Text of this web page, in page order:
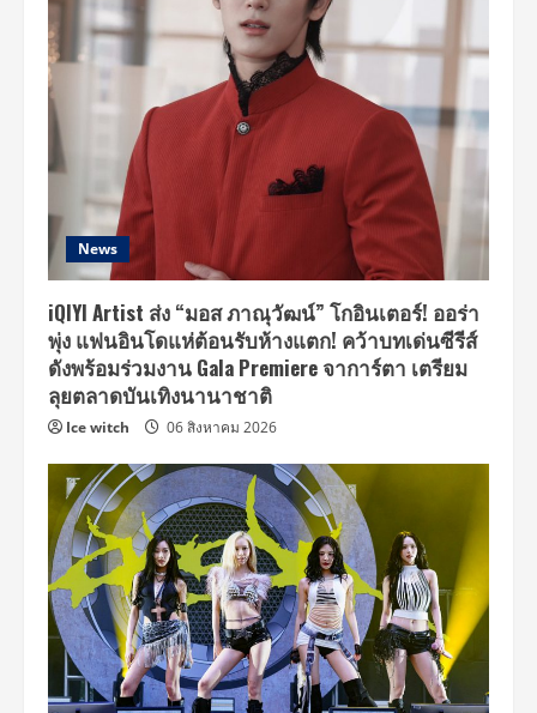
Show
ที่
News
iQIYI Artist ส่ง “มอส ภาณุวัฒน์” โกอินเตอร์! ออร่า
พุ่ง แฟนอินโดแห่ต้อนรับห้างแตก! คว้าบทเด่นซีรีส์
ดังพร้อมร่วมงาน Gala Premiere จาการ์ตา เตรียม
ลุยตลาดบันเทิงนานาชาติ
Ice witch 06 สิงหาคม 2026